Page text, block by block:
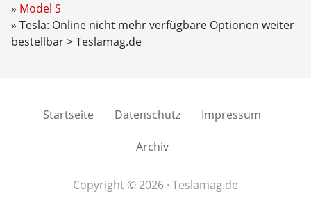
Model S
Tesla: Online nicht mehr verfügbare Optionen weiter
bestellbar > Teslamag.de
Startseite Datenschutz Impressum
Archiv
Copyright © 2026 · Teslamag.de